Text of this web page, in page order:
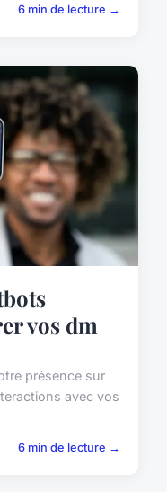
6 min de lecture →
vos dm
présence sur
avec vos
6 min de lecture →